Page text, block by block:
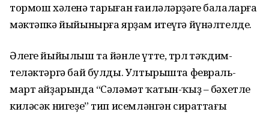
тормош хәленә тарыған ғаиләләрҙәге балаларға
мәктәпкә йыйынырға ярҙам итеүгә йүнәлтелде.
Әлеге йыйылыш та йәнле үтте, төрлө тәҡдим-
теләктәргә бай булды. Ултырышта февраль-
март айҙарында “Сәләмәт ҡатын-ҡыҙ – бәхетле
киләсәк нигеҙе” тип исемләнгән сираттағы